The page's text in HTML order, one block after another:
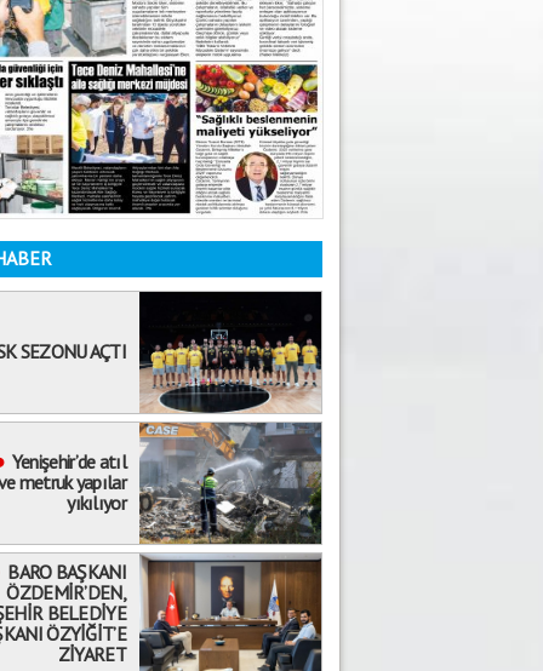
SEZONU AÇTI
Yenişehir’de atıl
metruk yapılar
yıkılıyor
BARO BAŞKANI
ÖZDEMİR’DEN,
BELEDİYE
ÖZYİĞİT’E
ZİYARET
Mehmet Selvi
19.08.2020
ÖKÜZ ÖLDÜ ORTAKLIK BOZULDU!
Abdullah Biçer
6.03.2026
Yanlış Referans Kaybettirir